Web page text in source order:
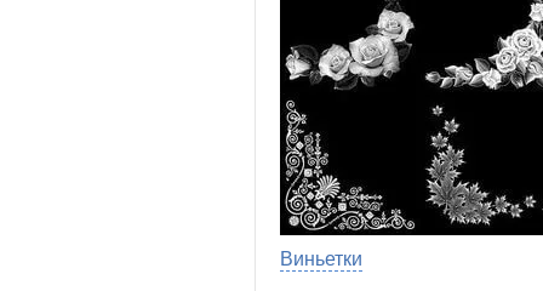
Виньетки